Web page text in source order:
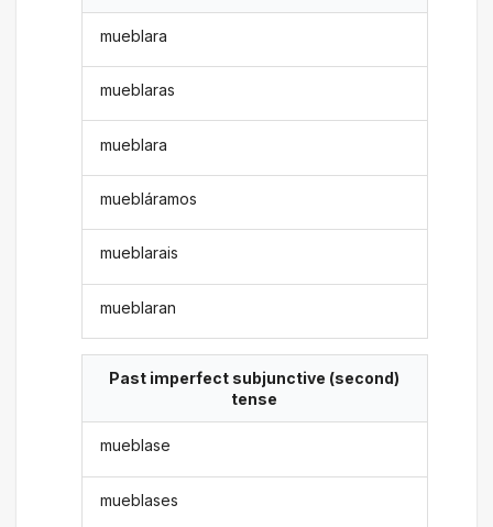
mueblara
mueblaras
mueblara
muebláramos
mueblarais
mueblaran
Past imperfect subjunctive (second)
tense
mueblase
mueblases